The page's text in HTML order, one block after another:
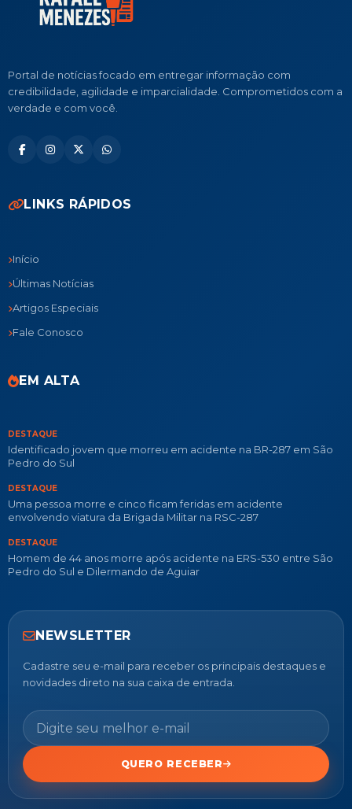
Portal de notícias focado em entregar informação com
credibilidade, agilidade e imparcialidade. Comprometidos com a
verdade e com você.
LINKS RÁPIDOS
Início
Últimas Notícias
Artigos Especiais
Fale Conosco
EM ALTA
DESTAQUE
Identificado jovem que morreu em acidente na BR-287 em São
Pedro do Sul
DESTAQUE
Uma pessoa morre e cinco ficam feridas em acidente
envolvendo viatura da Brigada Militar na RSC-287
DESTAQUE
Homem de 44 anos morre após acidente na ERS-530 entre São
Pedro do Sul e Dilermando de Aguiar
NEWSLETTER
Cadastre seu e-mail para receber os principais destaques e
novidades direto na sua caixa de entrada.
QUERO RECEBER